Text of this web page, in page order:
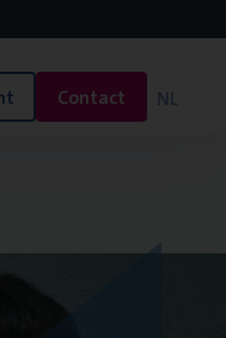
Contact NL